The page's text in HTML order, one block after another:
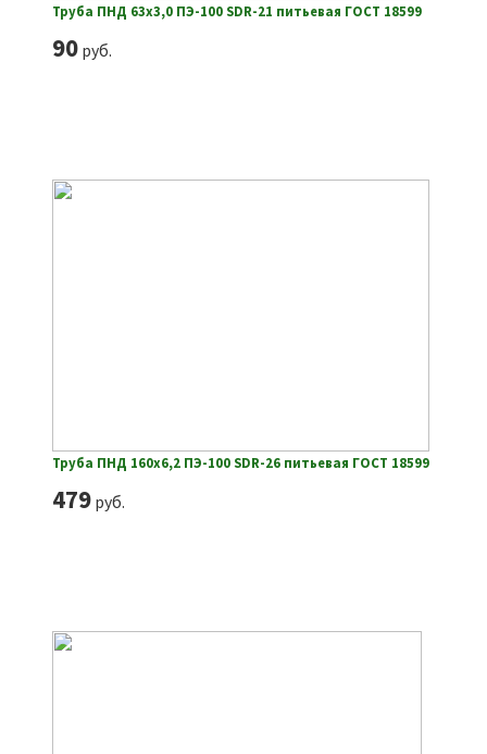
Труба ПНД 63х3,0 ПЭ-100 SDR-21 питьевая ГОСТ 18599
90руб.
Труба ПНД 160х6,2 ПЭ-100 SDR-26 питьевая ГОСТ 18599
479руб.